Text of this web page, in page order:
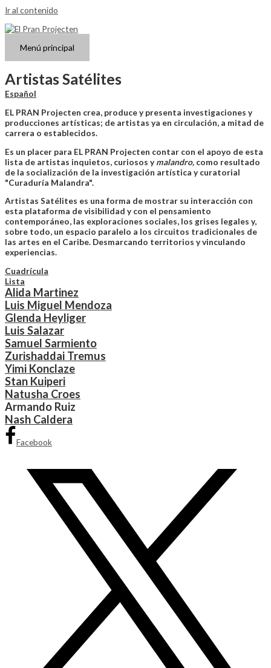
Ir al contenido
Menú principal
Artistas Satélites
Español
EL PRAN Projecten crea, produce y presenta investigaciones y
producciones artísticas; de artistas ya en circulación, a mitad de
carrera o establecidos.
Es un placer para EL PRAN Projecten contar con el apoyo de esta
lista de artistas inquietos, curiosos y malandro, como resultado
de la socialización de la investigación artística y curatorial
"Curaduría Malandra".
Artistas Satélites es una forma de mostrar su interacción con
esta plataforma de visibilidad y con el pensamiento
contemporáneo, las exploraciones sociales, los grises legales y,
sobre todo, un espacio paralelo a los circuitos tradicionales de
las artes en el Caribe. Desmarcando territorios y vinculando
experiencias.
Cuadrícula
Lista
Alida Martinez
Luis Miguel Mendoza
Glenda Heyliger
Luis Salazar
Samuel Sarmiento
Zurishaddai Tremus
Yimi Konclaze
Stan Kuiperi
Natusha Croes
Armando Ruiz
Nash Caldera
Facebook